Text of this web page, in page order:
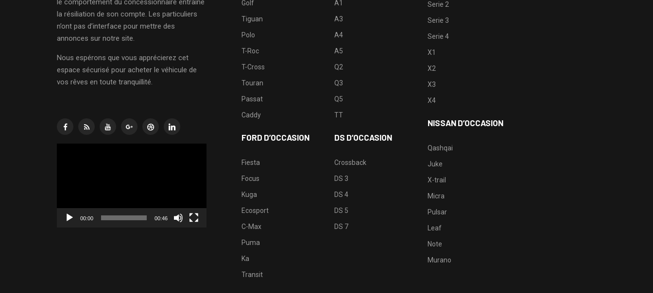
le comportement du concessionnaire entraîne
la résiliation de son compte. Les particuliers
n’ont pas d’interface pour mettre des
annonces sur notre site.
Nous espérons que vous apprécierez cet
espace sécurisé pour acheter le véhicule de
vos rêves en toute tranquillité.
00:00 00:46
Golf
Tiguan
Polo
T-Roc
T-Cross
Touran
Passat
Caddy
FORD D’OCCASION
Fiesta
Focus
Kuga
Ecosport
C-Max
Puma
Ka
Transit
A1
A3
A4
A5
Q2
Q3
Q5
TT
DS D’OCCASION
Crossback
DS 3
DS 4
DS 5
DS 7
Serie 2
Serie 3
Serie 4
X1
X2
X3
X4
NISSAN D’OCCASION
Qashqai
Juke
X-trail
Micra
Pulsar
Leaf
Note
Murano